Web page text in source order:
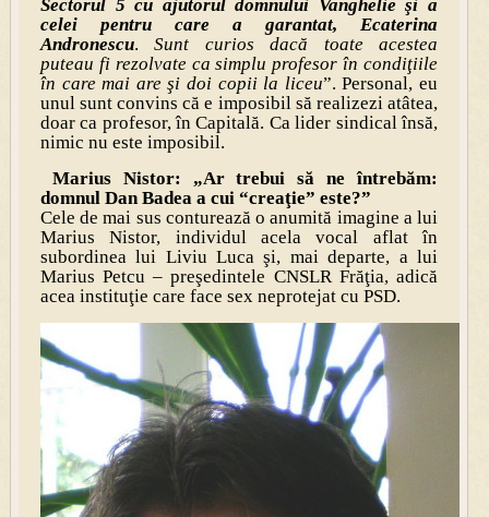
Sectorul 5 cu ajutorul domnului Vanghelie şi a
celei pentru care a garantat, Ecaterina
Andronescu.Sunt curios dacă toate acestea
puteau fi rezolvate ca simplu profesor în condiţiile
în care mai are şi doi copii la liceu”. Personal, eu
unul sunt convins că e imposibil să realizezi atâtea,
doar ca profesor, în Capitală. Ca lider sindical însă,
nimic nu este imposibil.
Marius Nistor: „Ar trebui să ne întrebăm:
domnul Dan Badea a cui “creaţie” este?”
Cele de mai sus conturează o anumită imagine a lui
Marius Nistor, individul acela vocal aflat în
subordinea lui Liviu Luca şi, mai departe, a lui
Marius Petcu – preşedintele CNSLR Frăţia, adică
acea instituţie care face sex neprotejat cu PSD.